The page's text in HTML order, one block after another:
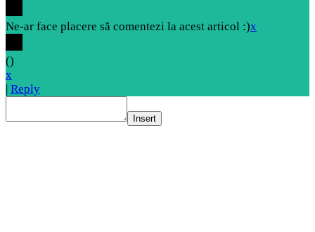
Ne-ar face placere să comentezi la acest articol :)x
()
x
Reply
Insert